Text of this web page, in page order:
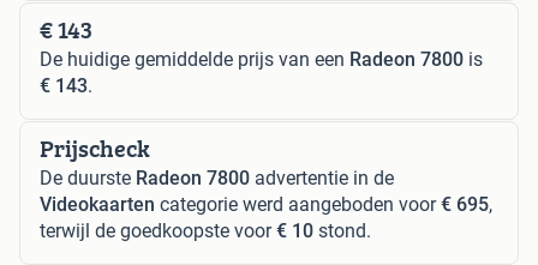
€ 143
De huidige gemiddelde prijs van een Radeon 7800 is
€ 143.
Prijscheck
De duurste Radeon 7800 advertentie in de
Videokaarten categorie werd aangeboden voor€ 695,
terwijl de goedkoopste voor€ 10 stond.